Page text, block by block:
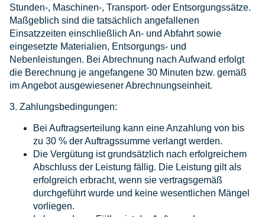
Stunden-, Maschinen-, Transport- oder Entsorgungssätze.
Maßgeblich sind die tatsächlich angefallenen
Einsatzzeiten einschließlich An- und Abfahrt sowie
eingesetzte Materialien, Entsorgungs- und
Nebenleistungen. Bei Abrechnung nach Aufwand erfolgt
die Berechnung je angefangene 30 Minuten bzw. gemäß
im Angebot ausgewiesener Abrechnungseinheit.
3. Zahlungsbedingungen:
Bei Auftragserteilung kann eine Anzahlung von bis
zu 30 % der Auftragssumme verlangt werden.
Die Vergütung ist grundsätzlich nach erfolgreichem
Abschluss der Leistung fällig. Die Leistung gilt als
erfolgreich erbracht, wenn sie vertragsgemäß
durchgeführt wurde und keine wesentlichen Mängel
vorliegen.